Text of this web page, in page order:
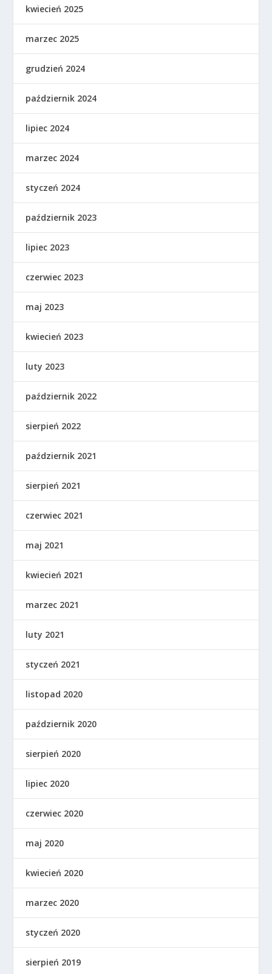
kwiecień 2025
marzec 2025
grudzień 2024
październik 2024
lipiec 2024
marzec 2024
styczeń 2024
październik 2023
lipiec 2023
czerwiec 2023
maj 2023
kwiecień 2023
luty 2023
październik 2022
sierpień 2022
październik 2021
sierpień 2021
czerwiec 2021
maj 2021
kwiecień 2021
marzec 2021
luty 2021
styczeń 2021
listopad 2020
październik 2020
sierpień 2020
lipiec 2020
czerwiec 2020
maj 2020
kwiecień 2020
marzec 2020
styczeń 2020
sierpień 2019